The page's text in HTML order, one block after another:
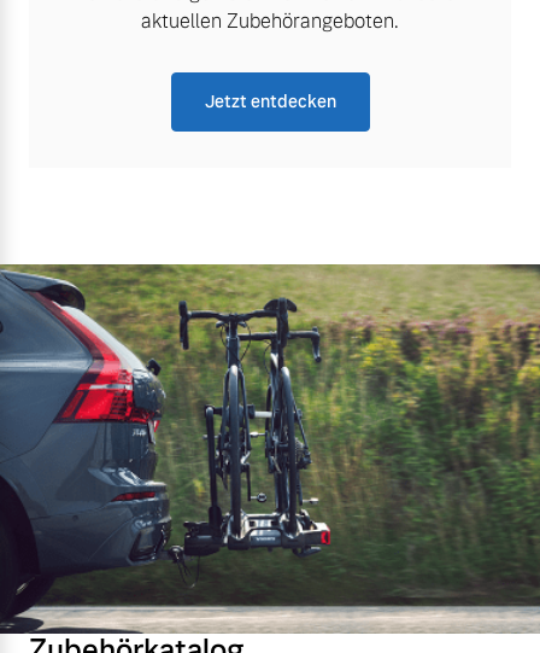
aktuellen Zubehörangeboten.
Jetzt entdecken